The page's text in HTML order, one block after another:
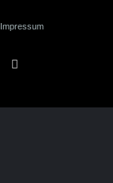
Impressum